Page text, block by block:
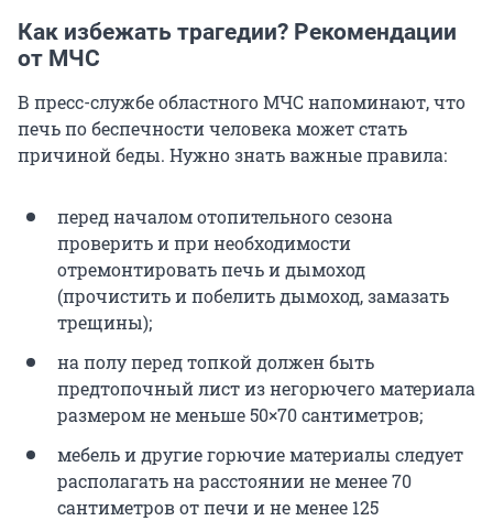
Как избежать трагедии? Рекомендации
от МЧС
В пресс-службе областного МЧС напоминают, что
печь по беспечности человека может стать
причиной беды. Нужно знать важные правила:
перед началом отопительного сезона
проверить и при необходимости
отремонтировать печь и дымоход
(прочистить и побелить дымоход, замазать
трещины);
на полу перед топкой должен быть
предтопочный лист из негорючего материала
размером не меньше 50×70 сантиметров;
мебель и другие горючие материалы следует
располагать на расстоянии не менее 70
сантиметров от печи и не менее 125